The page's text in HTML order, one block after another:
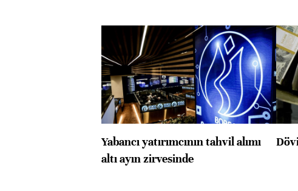
Yabancı yatırımcının tahvil alımı
altı ayın zirvesinde